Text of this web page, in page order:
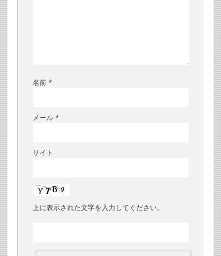
名前 *
メール *
サイト
上に表示された文字を入力してください。